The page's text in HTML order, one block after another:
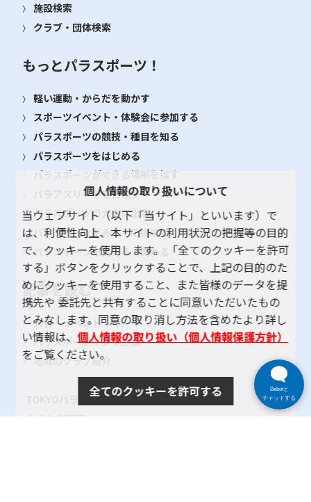
施設検索
クラブ・団体検索
もっとパラスポーツ！
軽い運動・からだを動かす
スポーツイベント・体験会に参加する
パラスポーツの競技・種目を知る
パラスポーツをはじめる
パラスポーツができる場所を探す
パラアスリートを目指す
パラスポーツの大会に出る
パラスポーツをみる・応援する
パラスポーツを支える・関わる
記事を読む
大会・イベント レポート
パラスポーツインタビュー
地域のクラブ紹介
TOKYOパラスポーツ・ナビとは
よくある質問
個人情報の取り扱いについて
当ウェブサイト（以下「当サイト」といいます）で
は、利便性向上、本サイトの利用状況の把握等の目的
で、クッキーを使用します。 「全てのクッキーを許可
する」ボタンをクリックすることで、上記の目的のた
めにクッキーを使用すること、また皆様のデータを提
携先や 委託先と共有することに同意いただいたもの
とみなします。同意の取り消し方法を含めたより詳し
い情報は、個人情報の取り扱い（個人情報保護方針）
をご覧ください。
全てのクッキーを許可する
Bebotと
チャットする